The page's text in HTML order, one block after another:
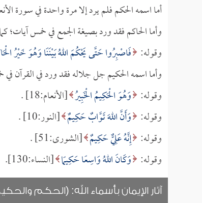
أما اسمه الحكم فلم يرد إلا مرة واحدة في سورة
وأما الحاكم فقد ورد بصيغة الجمع في خمس آيات؛
وقوله: فَاصْبِرُوا حَتَّى يَحْكُمَ اللهُ بَيْنَنَا وَهُوَ خَيْرُ
وأما اسمه الحكيم جل جلاله فقد ورد في القرآن
وقوله: وَهُوَ الْحَكِيمُ الْخَبِيرُ [الأنعام:18] .
وقوله: وَأَنَّ اللهَ تَوَّابٌ حَكِيمٌ [النور:10] .
وقوله: إِنَّهُ عَلِيٌّ حَكِيمٌ [الشورى:51] .
وقوله: وَكَانَ اللهُ وَاسِعًا حَكِيمًا [النساء:130].
آثار الإيمان بأسماء الله: (الحكم